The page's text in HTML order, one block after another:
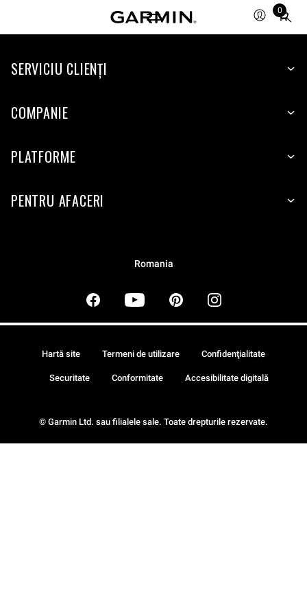
0
Total
items
cart:
SERVICIU CLIENŢI
COMPANIE
PLATFORME
PENTRU AFACERI
Romania
© Garmin Ltd. sau filialele sale. Toate drepturile rezervate.
Hartă site Termeni de utilizare Confidenţialitate
Securitate Conformitate Accesibilitate digitală